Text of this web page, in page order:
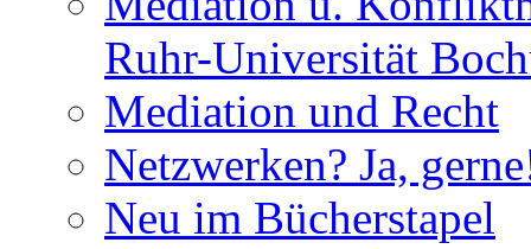
Ruhr-Universität
Mediation und Recht
Netzwerken? Ja,
Neu im Bücherstapel